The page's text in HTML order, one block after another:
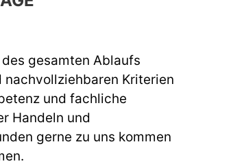
gesamten Ablaufs
Kriterien
und fachliche
Handeln und
gerne zu uns kommen